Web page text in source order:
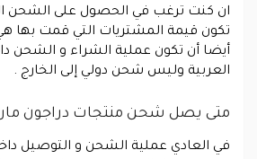
ان كنت ترغب في الحصول على الشحن
أيضا أن تكون عملية الشراء و الشحن
العربية وليس شحن دولي إلى الخارج .
متى يصل شحن منتجات دراجون
في العادي عملية الشحن و التوصيل